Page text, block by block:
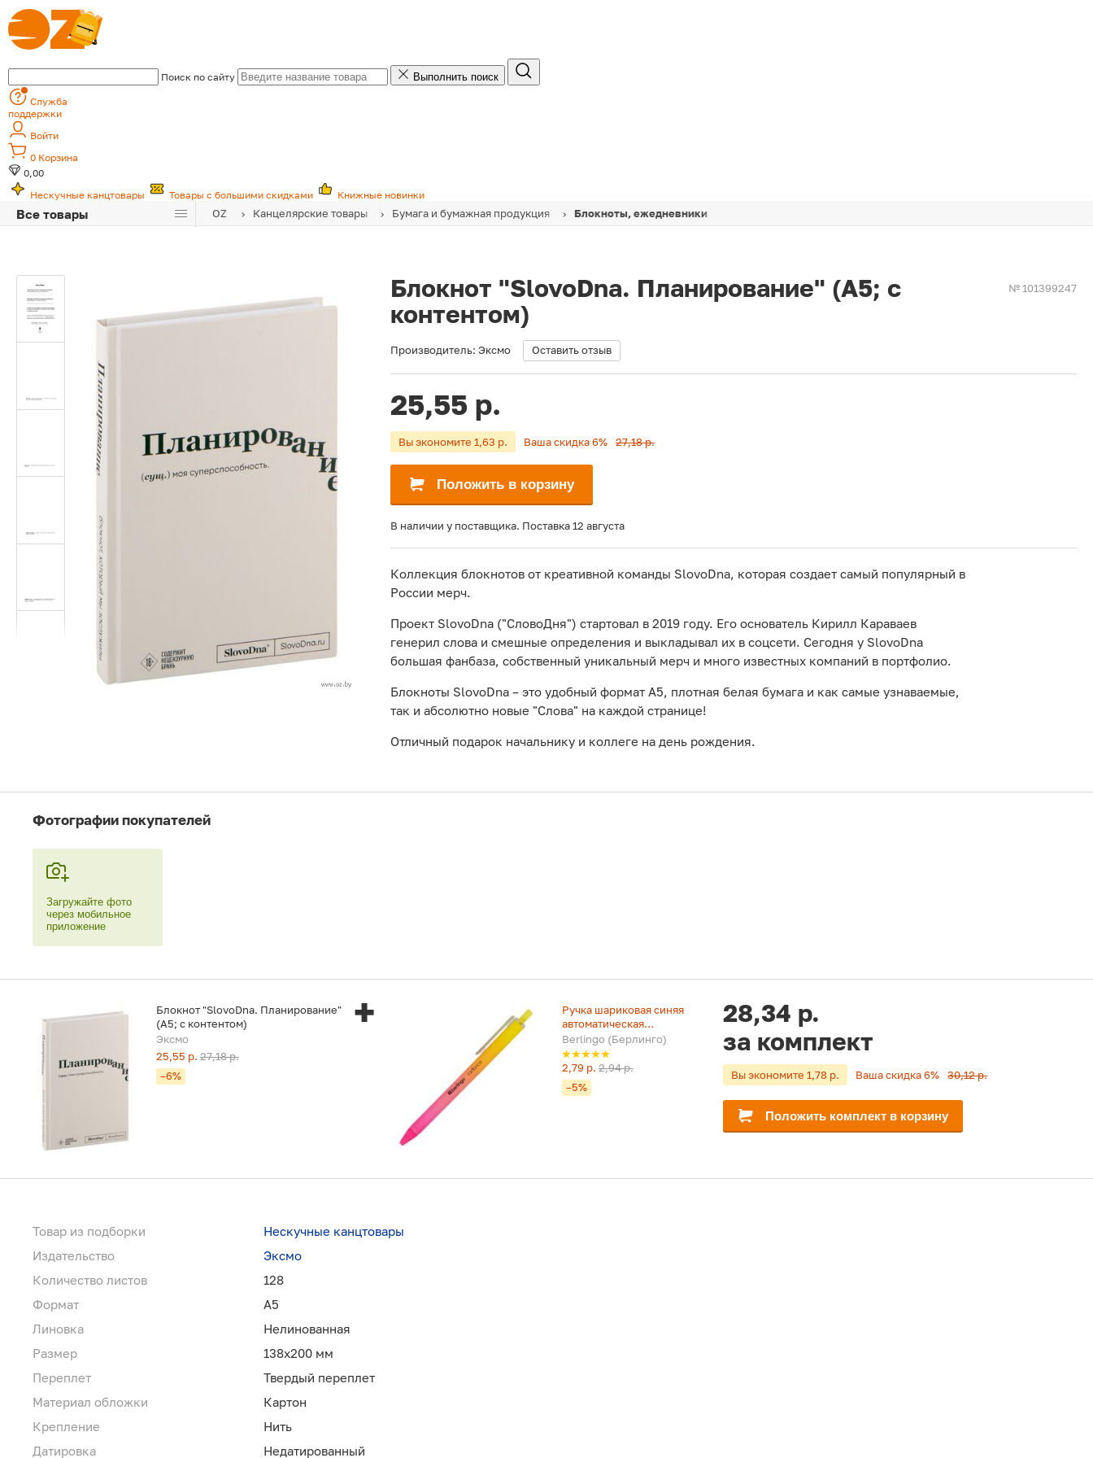
Поиск по сайту
Выполнить поиск
Служба
поддержки
Войти
0 Корзина
0,00
Нескучные канцтовары
Товары с большими скидками Книжные новинки
Все товары OZ Канцелярские товары Бумага и бумажная продукция Блокноты, ежедневники
Блокнот "SlovoDna. Планирование" (А5; с
контентом)
№ 101399247
Производитель: Эксмо Оставить отзыв
25,55 р.
Вы экономите 1,63 р. Ваша скидка 6% 27,18 р.
Положить в корзину
В наличии у поставщика. Поставка 12 августа
Коллекция блокнотов от креативной команды SlovoDna, которая создает самый популярный в
России мерч.
Проект SlovoDna ("СловоДня") стартовал в 2019 году. Его основатель Кирилл Караваев
генерил слова и смешные определения и выкладывал их в соцсети. Сегодня у SlovoDna
большая фанбаза, собственный уникальный мерч и много известных компаний в портфолио.
Блокноты SlovoDna – это удобный формат А5, плотная белая бумага и как самые узнаваемые,
так и абсолютно новые "Слова" на каждой странице!
Отличный подарок начальнику и коллеге на день рождения.
Фотографии покупателей
Загружайте фото
через мобильное
приложение
Блокнот "SlovoDna. Планирование"
(А5; с контентом)
Эксмо
25,55 р. 27,18 р.
–6%
Ручка шариковая синяя
автоматическая
"Radiance" (0,7 мм)
Berlingo (Берлинго)
2,79 р. 2,94 р.
–5%
28,34 р.
за комплект
Вы экономите 1,78 р. Ваша скидка 6% 30,12 р.
Положить комплект в корзину
Товар из подборки
Нескучные канцтовары
Издательство
Эксмо
Количество листов
128
Формат
А5
Линовка
Нелинованная
Размер
138х200 мм
Переплет
Твердый переплет
Материал обложки
Картон
Крепление
Нить
Датировка
Недатированный